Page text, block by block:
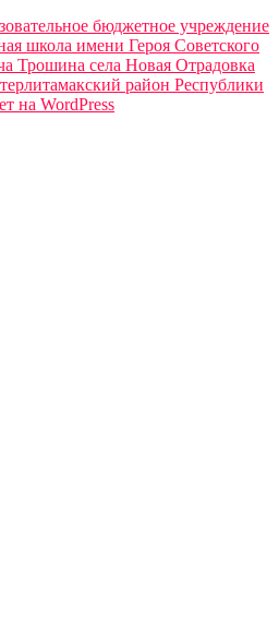
бюджетное учреждение
школа имени Героя Советского
Трошина села Новая Отрадовка
район Республики
на WordPress